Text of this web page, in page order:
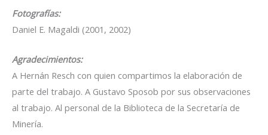
Fotografías:
Daniel E. Magaldi (2001, 2002)
Agradecimientos:
A Hernán Resch con quien compartimos la elaboración de
parte del trabajo. A Gustavo Sposob por sus observaciones
al trabajo. Al personal de la Biblioteca de la Secretaría de
Minería.